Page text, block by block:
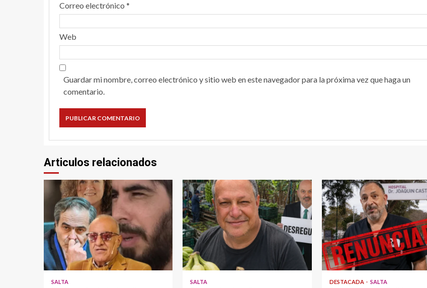
Correo electrónico *
Web
Guardar mi nombre, correo electrónico y sitio web en este navegador para la próxima vez que haga un
comentario.
Articulos relacionados
SALTA SALTA DESTACADA SALTA